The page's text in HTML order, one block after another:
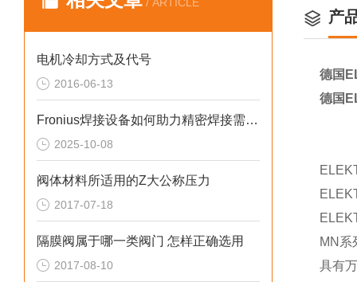
电机冷却方式及代号
2016-06-13
Fronius焊接设备如何助力精密焊接需求？
2025-10-08
阀体材料所适用的Z大公称压力
2017-07-18
隔膜阀属于哪一类阀门 怎样正确选用
2017-08-10
产
德国
德国
MN系
具有